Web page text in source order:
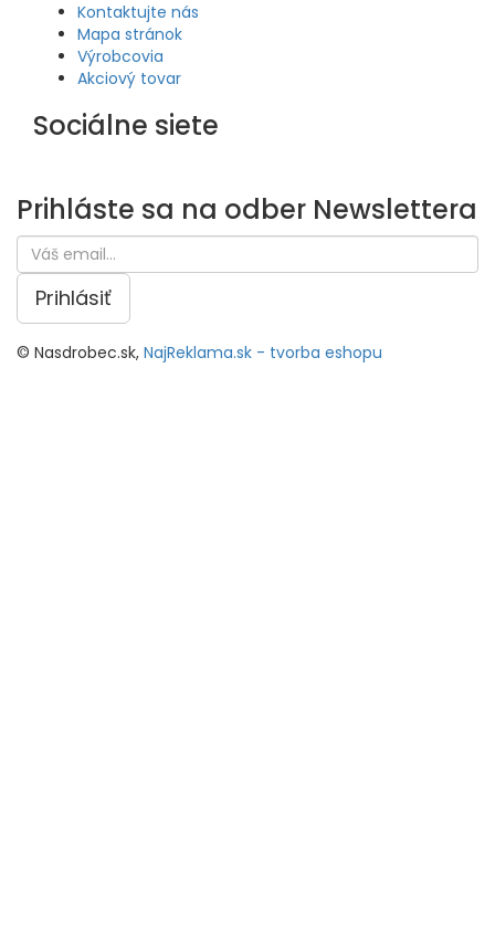
Kontaktujte nás
Mapa stránok
Výrobcovia
Akciový tovar
Sociálne siete
Prihláste sa na odber Newslettera
Prihlásiť
© Nasdrobec.sk, NajReklama.sk - tvorba eshopu